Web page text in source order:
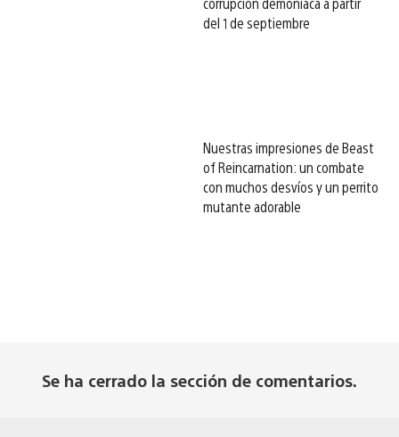
del 1 de septiembre
Nuestras impresiones de Beast
of Reincarnation: un combate
con muchos desvíos y un perrito
mutante adorable
Se ha cerrado la sección de comentarios.